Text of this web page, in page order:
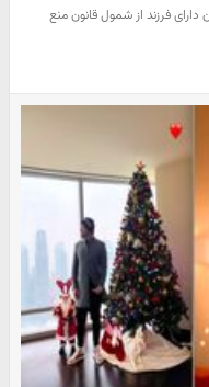
فرزند از شمول قانون منع